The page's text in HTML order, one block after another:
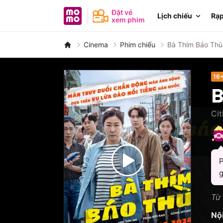
MoMo - Ứng dụng tài chính
Đặt vé
xem phim
Lịch chiếu
Cinema Phim chiếu Bà Thím Báo Thù